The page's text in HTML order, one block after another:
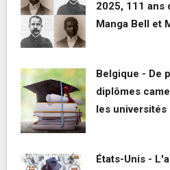
2025, 111 ans
Manga Bell et
Belgique - De
diplômes
les
États-Unis -